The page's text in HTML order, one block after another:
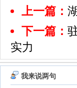
上一篇：
下一篇：
实力